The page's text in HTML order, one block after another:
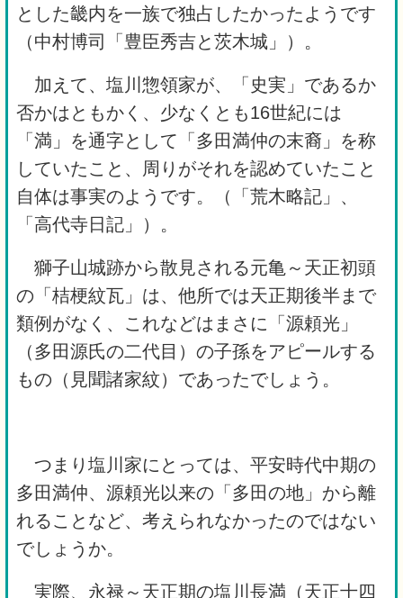
とした畿内を一族で独占したかったようです
（中村博司「豊臣秀吉と茨木城」）。
加えて、塩川惣領家が、「史実」であるか
否かはともかく、少なくとも16世紀には
「満」を通字として「多田満仲の末裔」を称
していたこと、周りがそれを認めていたこと
自体は事実のようです。（「荒木略記」、
「高代寺日記」）。
獅子山城跡から散見される元亀～天正初頭
の「桔梗紋瓦」は、他所では天正期後半まで
類例がなく、これなどはまさに「源頼光」
（多田源氏の二代目）の子孫をアピールする
もの（見聞諸家紋）であったでしょう。
つまり塩川家にとっては、平安時代中期の
多田満仲、源頼光以来の「多田の地」から離
れることなど、考えられなかったのではない
でしょうか。
実際、永禄～天正期の塩川長満（天正十四